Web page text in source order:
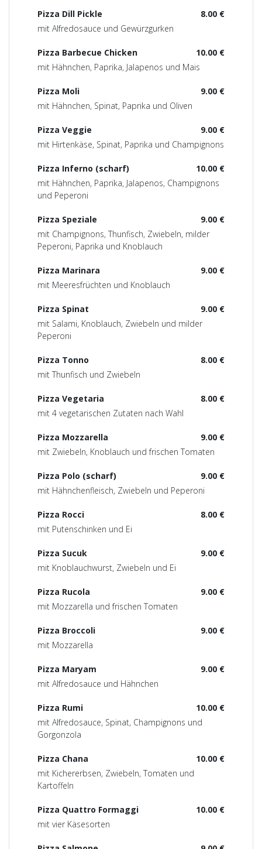
8.00 €
Pizza Dill Pickle
mit Alfredosauce und Gewürzgurken
10.00 €
Pizza Barbecue Chicken
mit Hähnchen, Paprika, Jalapenos und Mais
9.00 €
Pizza Moli
mit Hähnchen, Spinat, Paprika und Oliven
9.00 €
Pizza Veggie
mit Hirtenkäse, Spinat, Paprika und Champignons
10.00 €
Pizza Inferno (scharf)
mit Hähnchen, Paprika, Jalapenos, Champignons
und Peperoni
9.00 €
Pizza Speziale
mit Champignons, Thunfisch, Zwiebeln, milder
Peperoni, Paprika und Knoblauch
9.00 €
Pizza Marinara
mit Meeresfrüchten und Knoblauch
9.00 €
Pizza Spinat
mit Salami, Knoblauch, Zwiebeln und milder
Peperoni
8.00 €
Pizza Tonno
mit Thunfisch und Zwiebeln
8.00 €
Pizza Vegetaria
mit 4 vegetarischen Zutaten nach Wahl
9.00 €
Pizza Mozzarella
mit Zwiebeln, Knoblauch und frischen Tomaten
9.00 €
Pizza Polo (scharf)
mit Hähnchenfleisch, Zwiebeln und Peperoni
8.00 €
Pizza Rocci
mit Putenschinken und Ei
9.00 €
Pizza Sucuk
mit Knoblauchwurst, Zwiebeln und Ei
9.00 €
Pizza Rucola
mit Mozzarella und frischen Tomaten
9.00 €
Pizza Broccoli
mit Mozzarella
9.00 €
Pizza Maryam
mit Alfredosauce und Hähnchen
10.00 €
Pizza Rumi
mit Alfredosauce, Spinat, Champignons und
Gorgonzola
10.00 €
Pizza Chana
mit Kichererbsen, Zwiebeln, Tomaten und
Kartoffeln
10.00 €
Pizza Quattro Formaggi
mit vier Käsesorten